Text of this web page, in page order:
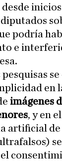
podría
e
en
imágenes
, y en
artificial